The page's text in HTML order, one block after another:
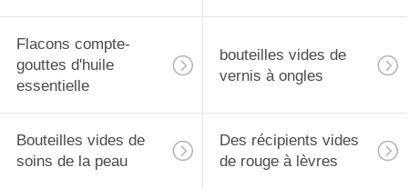
Flacons compte-
gouttes d'huile
essentielle
bouteilles vides de
vernis à ongles
Bouteilles vides de
soins de la peau
Des récipients vides
de rouge à lèvres